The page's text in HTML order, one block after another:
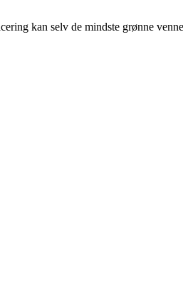
kan selv de mindste grønne